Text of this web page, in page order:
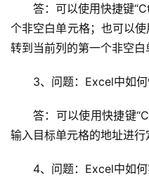
答：可以使用快捷键
个非空白单元格；也可以
转到当前列的第一个非空白
3、问题：Excel中如
答：可以使用快捷键
输入目标单元格的地址进行
4、问题：Excel中如何